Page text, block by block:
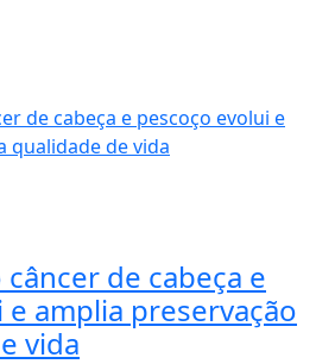
de cabeça e
amplia preservação
vida